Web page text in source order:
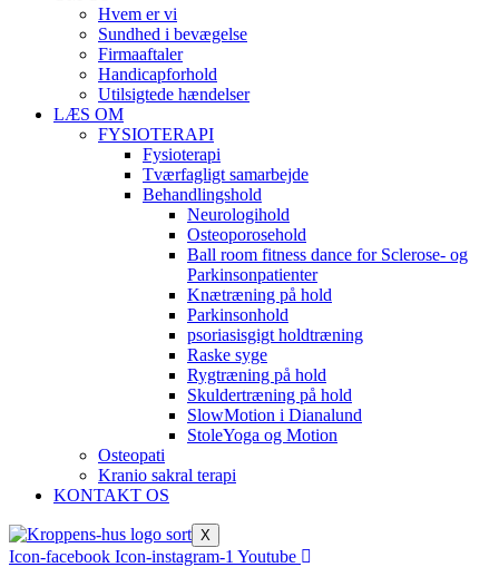
Hvem er vi
Sundhed i bevægelse
Firmaaftaler
Handicapforhold
Utilsigtede hændelser
LÆS OM
FYSIOTERAPI
Fysioterapi
Tværfagligt samarbejde
Behandlingshold
Neurologihold
Osteoporosehold
Ball room fitness dance for Sclerose- og
Parkinsonpatienter
Knætræning på hold
Parkinsonhold
psoriasisgigt holdtræning
Raske syge
Rygtræning på hold
Skuldertræning på hold
SlowMotion i Dianalund
StoleYoga og Motion
Osteopati
Kranio sakral terapi
KONTAKT OS
X
Icon-facebook Icon-instagram-1 Youtube